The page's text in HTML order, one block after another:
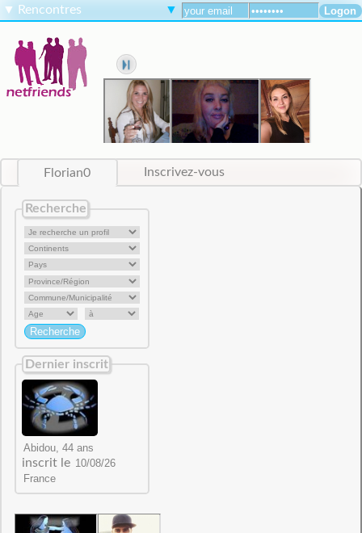
▼ Rencontres ▼
Florian0 Inscrivez-vous
Recherche
Dernier inscrit
inscrit le